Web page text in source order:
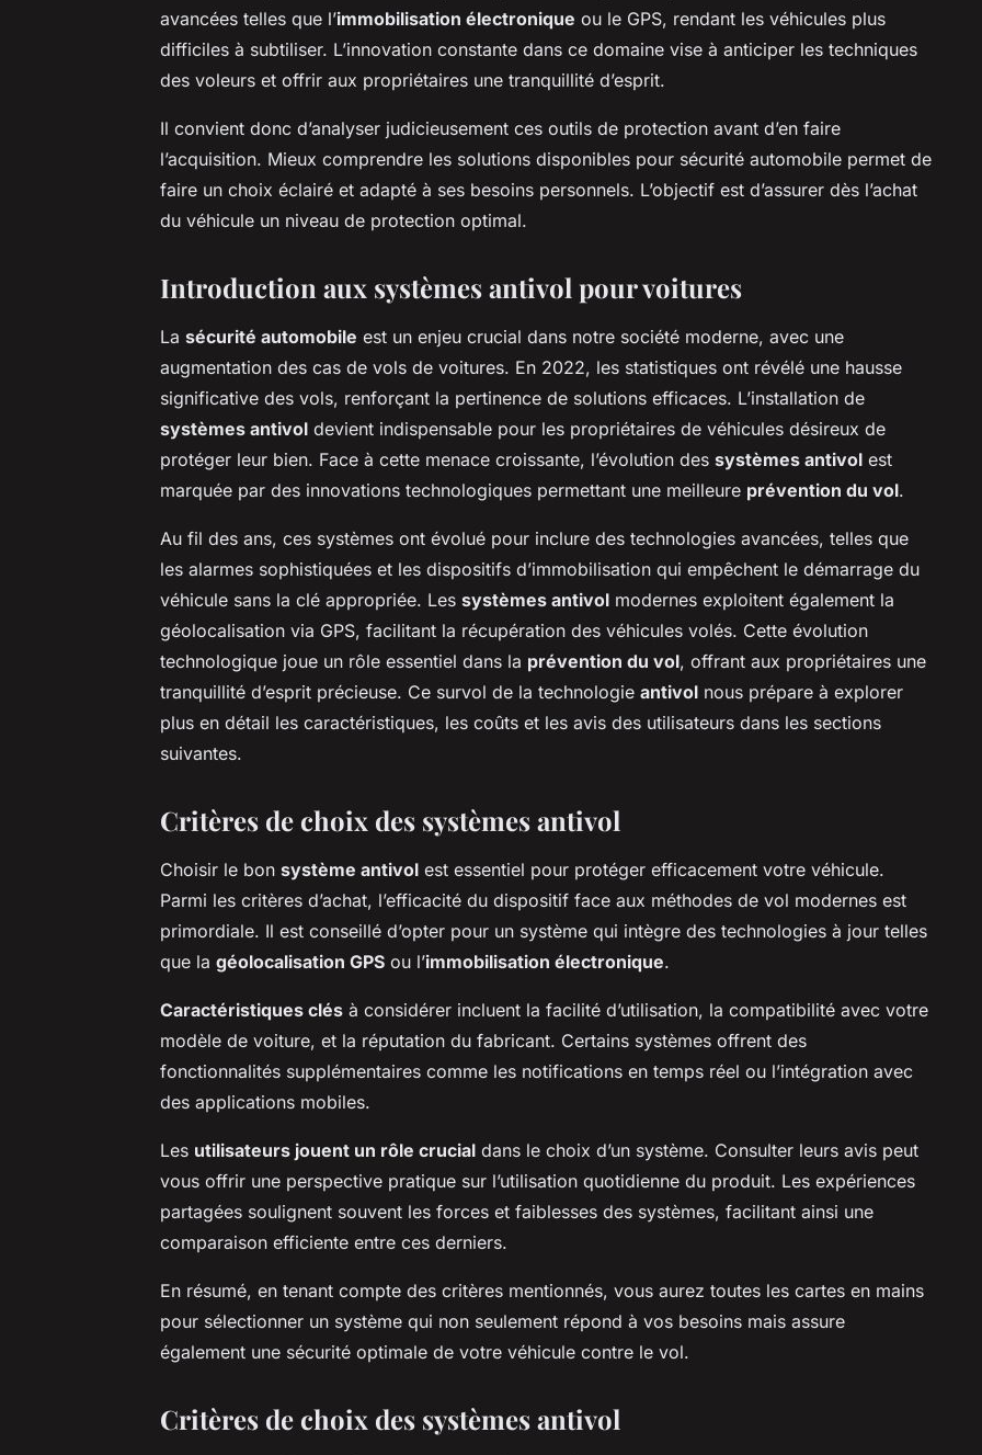
avancées telles que l’immobilisation électronique ou le GPS, rendant les véhicules plus
difficiles à subtiliser. L’innovation constante dans ce domaine vise à anticiper les techniques
des voleurs et offrir aux propriétaires une tranquillité d’esprit.
Il convient donc d’analyser judicieusement ces outils de protection avant d’en faire
l’acquisition. Mieux comprendre les solutions disponibles pour sécurité automobile permet de
faire un choix éclairé et adapté à ses besoins personnels. L’objectif est d’assurer dès l’achat
du véhicule un niveau de protection optimal.
Introduction aux systèmes antivol pour voitures
La sécurité automobile est un enjeu crucial dans notre société moderne, avec une
augmentation des cas de vols de voitures. En 2022, les statistiques ont révélé une hausse
significative des vols, renforçant la pertinence de solutions efficaces. L’installation de
systèmes antivol devient indispensable pour les propriétaires de véhicules désireux de
protéger leur bien. Face à cette menace croissante, l’évolution des systèmes antivol est
marquée par des innovations technologiques permettant une meilleure prévention du vol.
Au fil des ans, ces systèmes ont évolué pour inclure des technologies avancées, telles que
les alarmes sophistiquées et les dispositifs d’immobilisation qui empêchent le démarrage du
véhicule sans la clé appropriée. Les systèmes antivol modernes exploitent également la
géolocalisation via GPS, facilitant la récupération des véhicules volés. Cette évolution
technologique joue un rôle essentiel dans la prévention du vol, offrant aux propriétaires une
tranquillité d’esprit précieuse. Ce survol de la technologie antivol nous prépare à explorer
plus en détail les caractéristiques, les coûts et les avis des utilisateurs dans les sections
suivantes.
Critères de choix des systèmes antivol
Choisir le bon système antivol est essentiel pour protéger efficacement votre véhicule.
Parmi les critères d’achat, l’efficacité du dispositif face aux méthodes de vol modernes est
primordiale. Il est conseillé d’opter pour un système qui intègre des technologies à jour telles
que la géolocalisation GPS ou l’immobilisation électronique.
Caractéristiques clés à considérer incluent la facilité d’utilisation, la compatibilité avec votre
modèle de voiture, et la réputation du fabricant. Certains systèmes offrent des
fonctionnalités supplémentaires comme les notifications en temps réel ou l’intégration avec
des applications mobiles.
Les utilisateurs jouent un rôle crucial dans le choix d’un système. Consulter leurs avis peut
vous offrir une perspective pratique sur l’utilisation quotidienne du produit. Les expériences
partagées soulignent souvent les forces et faiblesses des systèmes, facilitant ainsi une
comparaison efficiente entre ces derniers.
En résumé, en tenant compte des critères mentionnés, vous aurez toutes les cartes en mains
pour sélectionner un système qui non seulement répond à vos besoins mais assure
également une sécurité optimale de votre véhicule contre le vol.
Critères de choix des systèmes antivol